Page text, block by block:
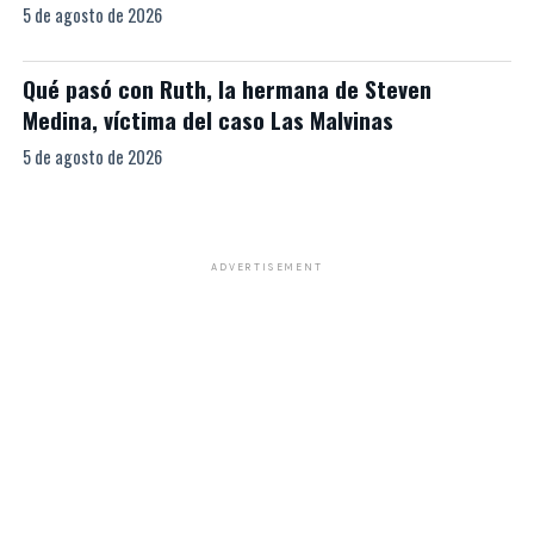
5 de agosto de 2026
Qué pasó con Ruth, la hermana de Steven
Medina, víctima del caso Las Malvinas
5 de agosto de 2026
ADVERTISEMENT